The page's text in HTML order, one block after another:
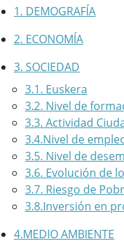
1. DEMOGRAFÍA
2. ECONOMÍA
3. SOCIEDAD
3.1. Euskera
3.2. Nivel de
3.3. Actividad
3.4.Nivel de
3.5. Nivel de
3.6. Evolución de
3.7. Riesgo de
3.8.Inversión en
4.MEDIO AMBIENTE